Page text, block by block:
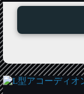
L型アコーディ